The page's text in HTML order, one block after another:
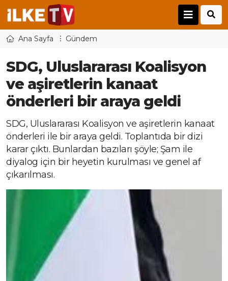
Ana Sayfa Gündem
SDG, Uluslararası Koalisyon
ve aşiretlerin kanaat
önderleri bir araya geldi
SDG, Uluslararası Koalisyon ve aşiretlerin kanaat
önderleri ile bir araya geldi. Toplantıda bir dizi
karar çıktı. Bunlardan bazıları şöyle; Şam ile
diyalog için bir heyetin kurulması ve genel af
çıkarılması.